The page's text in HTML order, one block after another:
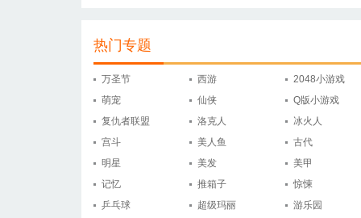
热门专题
万圣节 西游
2048小游戏
萌宠
仙侠
Q版小游戏
复仇者联盟
洛克人
冰火人
宫斗
美人鱼
古代
明星
美发
美甲
记忆
推箱子
惊悚
乒乓球
超级玛丽 游乐园